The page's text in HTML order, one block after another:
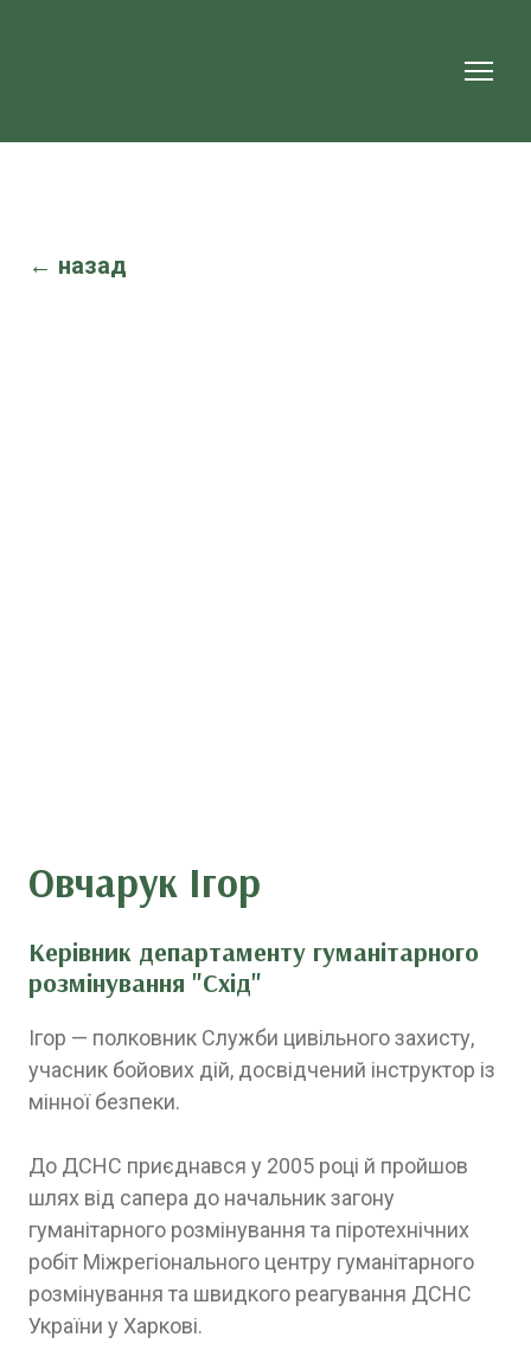
← назад
Овчарук Ігор
Керівник департаменту гуманітарного
розмінування "Схід"
Ігор — полковник Служби цивільного захисту,
учасник бойових дій, досвідчений інструктор із
мінної безпеки.
До ДСНС приєднався у 2005 році й пройшов
шлях від сапера до начальник загону
гуманітарного розмінування та піротехнічних
робіт Міжрегіонального центру гуманітарного
розмінування та швидкого реагування ДСНС
України у Харкові.